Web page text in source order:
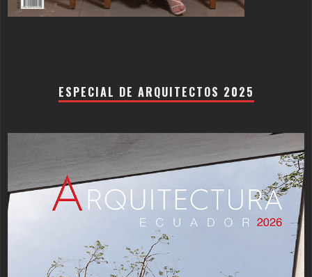
ESPECIAL DE ARQUITECTOS 2025